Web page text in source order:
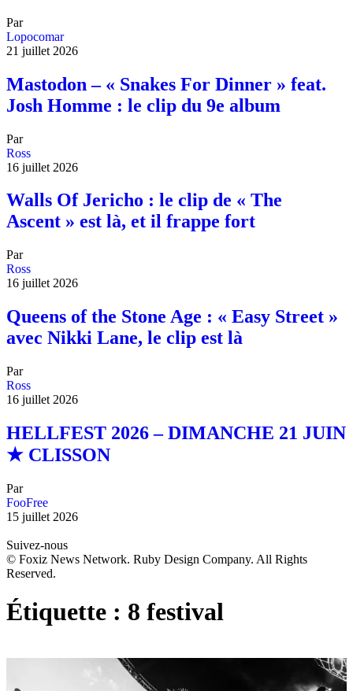
Par
Lopocomar
21 juillet 2026
Mastodon – « Snakes For Dinner » feat.
Josh Homme : le clip du 9e album
Par
Ross
16 juillet 2026
Walls Of Jericho : le clip de « The
Ascent » est là, et il frappe fort
Par
Ross
16 juillet 2026
Queens of the Stone Age : « Easy Street »
avec Nikki Lane, le clip est là
Par
Ross
16 juillet 2026
HELLFEST 2026 – DIMANCHE 21 JUIN
★ CLISSON
Par
FooFree
15 juillet 2026
Suivez-nous
© Foxiz News Network. Ruby Design Company. All Rights
Reserved.
Étiquette : 8 festival